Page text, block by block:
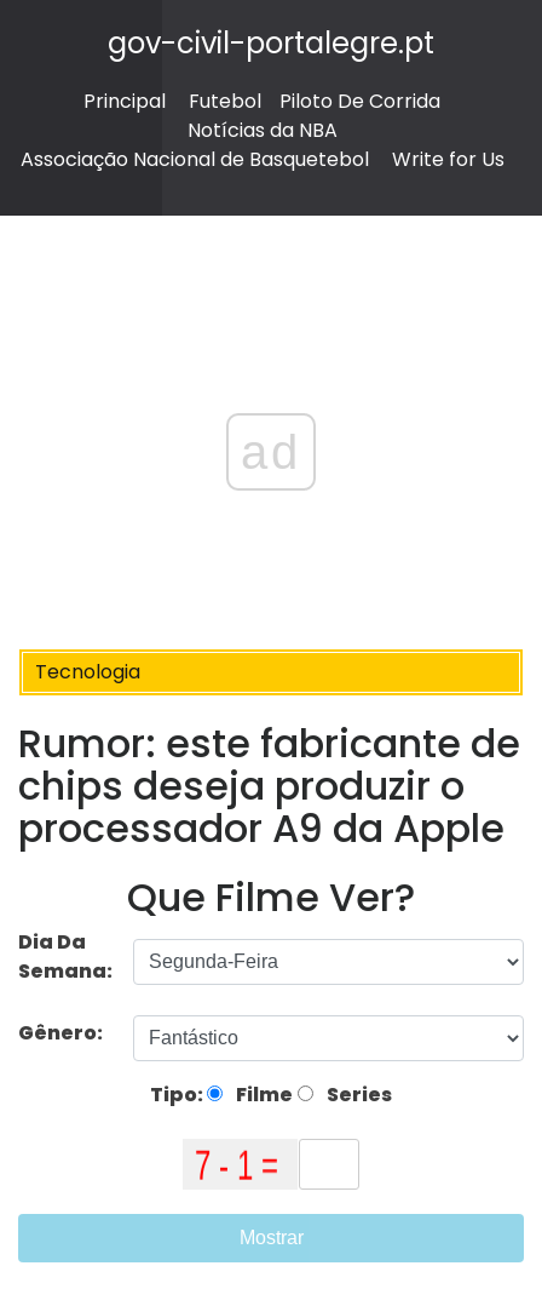
gov-civil-portalegre.pt
Principal Futebol
Piloto De Corrida
Notícias da NBA
Associação Nacional de Basquetebol
Write for Us
ad
Tecnologia
Rumor: este fabricante de
chips deseja produzir o
processador A9 da Apple
Que Filme Ver?
Dia Da
Semana:
Gênero:
Tipo: Filme Series
Mostrar